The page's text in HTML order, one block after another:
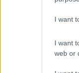
I want
I want
web or